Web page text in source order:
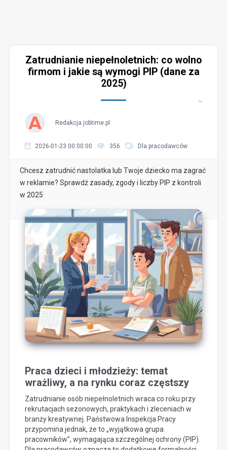
Zatrudnianie niepełnoletnich: co wolno
firmom i jakie są wymogi PIP (dane za
2025)
Redakcja jobtime.pl
2026-01-23 00:00:00 356 Dla pracodawców
Chcesz zatrudnić nastolatka lub Twoje dziecko ma zagrać
w reklamie? Sprawdź zasady, zgody i liczby PIP z kontroli
w 2025
Praca dzieci i młodzieży: temat
wrażliwy, a na rynku coraz częstszy
Zatrudnianie osób niepełnoletnich wraca co roku przy
rekrutacjach sezonowych, praktykach i zleceniach w
branży kreatywnej. Państwowa Inspekcja Pracy
przypomina jednak, że to „wyjątkowa grupa
pracowników”, wymagająca szczególnej ochrony (PIP).